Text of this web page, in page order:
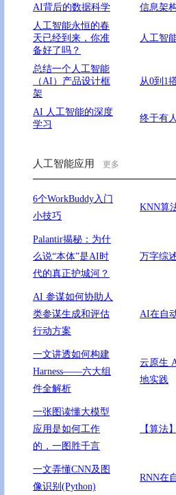
AI背后的数据科学
信息架
人工智能永恒的春
天已经到来，你准
备好了吗？
人工智
总结一个人工智能
（AI）产品设计框
架
从0到1
AI 人工智能的深度
学习
终于有
人工智能应用 更多
6个WorkBuddy入门
小技巧
KNN算
Palantir揭秘：为什
么说“本体”是AI时
代的真正护城河？
万字综
AI 参谋如何协助人
类参谋生成和评估
行动方案
AI在自
一文讲透如何构建
Harness——六大组
件全解析
云原生
地实践
一张图读懂大模型
应用是如何工作
的，一图胜千言
【算法
一文弄懂CNN及图
像识别(Python)
RNN在